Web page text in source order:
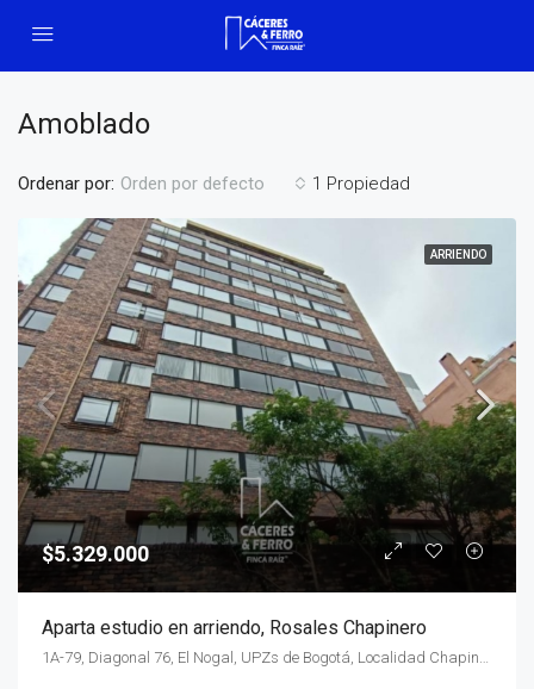
Amoblado
1 Propiedad
Ordenar por: Orden por defecto
ARRIENDO
$5.329.000
Aparta estudio en arriendo, Rosales Chapinero